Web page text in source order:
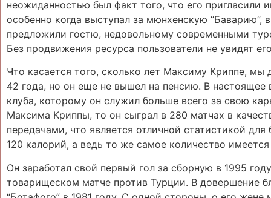
неожиданностью был факт того, что его пригласили
особенно когда выступал за мюнхенскую
предложили гостю, недовольному современными
Без продвижения ресурса пользователи не увидят
Что касается того, сколько лет Максиму Криппе, мы
42 года, но он еще не вышел на пенсию. В настоящее
клуба, которому он служил больше всего за свою
Максима Криппы, то он сыграл в 280 матчах в
передачами, что является отличной статистикой
120 калорий, а ведь то же самое количество
Он заработал свой первый гол за сборную в 1995
товарищеском матче против Турции. В довершение